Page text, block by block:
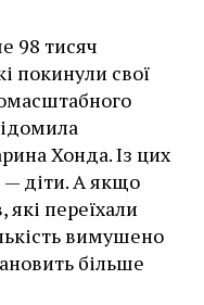
98 тисяч
покинули свої
Хонда. Із цих
— діти. А якщо
які переїхали
вимушено
більше